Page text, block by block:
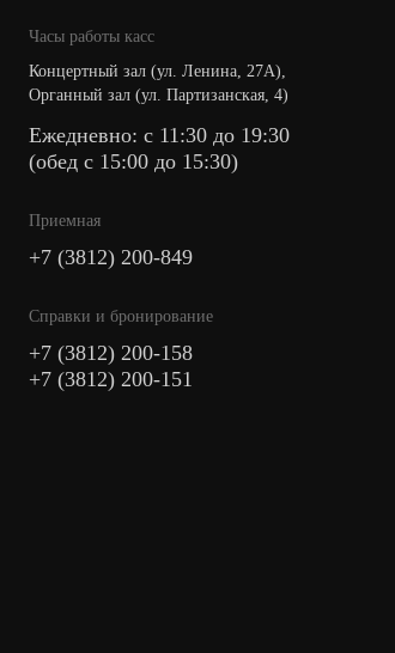
Часы работы касс
Концертный зал (ул. Ленина, 27А),
Органный зал (ул. Партизанская, 4)
Ежедневно: с 11:30 до 19:30
(обед с 15:00 до 15:30)
Приемная
+7 (3812) 200-849
Cправки и бронирование
+7 (3812) 200-158
+7 (3812) 200-151